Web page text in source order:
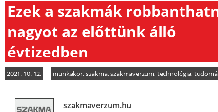
Ezek a szakmák
nagyot az előttünk álló
évtizedben
2021. 10. 12. munkakör,szakma,szakmaverzum,technológia,
szakmaverzum.hu